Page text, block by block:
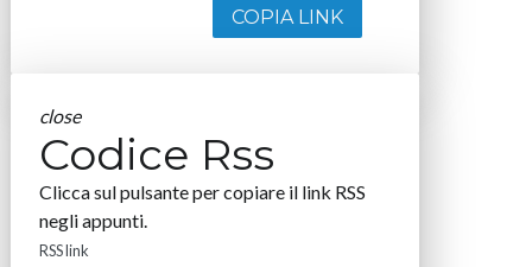
COPIA LINK
close
Codice Rss
Clicca sul pulsante per copiare il link RSS
negli appunti.
RSS link